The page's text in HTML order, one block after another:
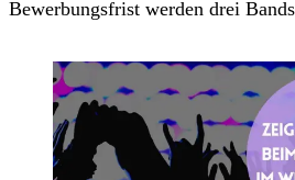
Bewerbungsfrist werden drei